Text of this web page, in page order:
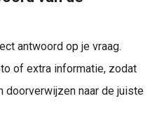
antwoord op je vraag.
of extra informatie, zodat
doorverwijzen naar de juiste